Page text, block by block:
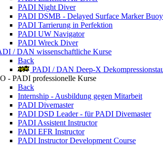
PADI Night Diver
PADI DSMB - Delayed Surface Marker
PADI Tarrierung in Perfektion
PADI UW Navigator
PADI Wreck Diver
/ DAN wissenschaftliche Kurse
Back
PADI / DAN Deep-X
- PADI professionelle Kurse
Back
Internship - Ausbildung gegen Mitarbeit
PADI Divemaster
PADI DSD Leader - für PADI Divemaster
PADI Assistent Instructor
PADI EFR Instructor
PADI Instructor Development Course